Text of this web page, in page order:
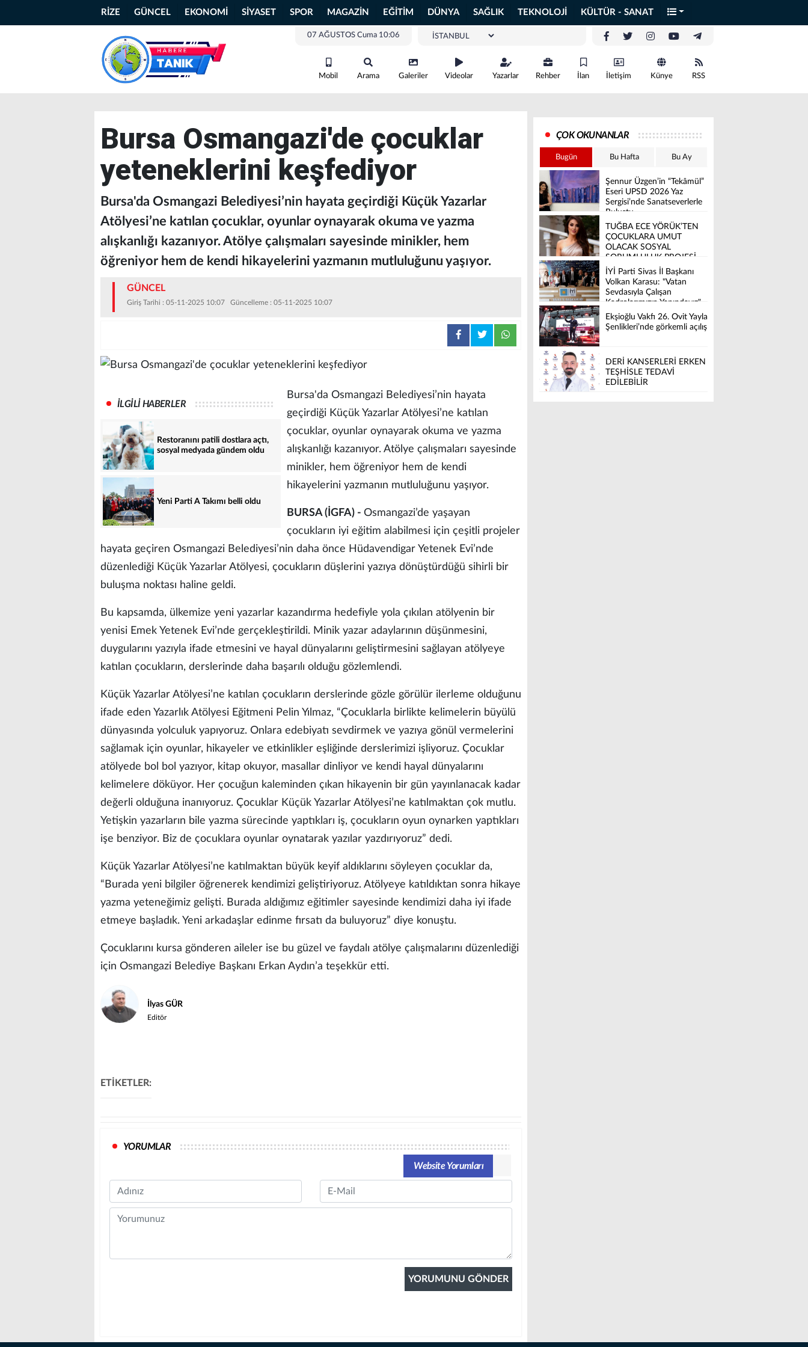
RİZE GÜNCEL EKONOMİ SİYASET SPOR MAGAZİN EĞİTİM DÜNYA SAĞLIK TEKNOLOJİ KÜLTÜR - SANAT
07 AĞUSTOS Cuma 10:06
Mobil Arama Galeriler Videolar Yazarlar Rehber İlan İletişim Künye RSS
Bursa Osmangazi'de çocuklar
yeteneklerini keşfediyor
Bursa'da Osmangazi Belediyesi’nin hayata geçirdiği Küçük Yazarlar
Atölyesi’ne katılan çocuklar, oyunlar oynayarak okuma ve yazma
alışkanlığı kazanıyor. Atölye çalışmaları sayesinde minikler, hem
öğreniyor hem de kendi hikayelerini yazmanın mutluluğunu yaşıyor.
GÜNCEL
Giriş Tarihi : 05-11-2025 10:07 Güncelleme : 05-11-2025 10:07
İLGİLİ HABERLER
Restoranını patili dostlara açtı,
sosyal medyada gündem oldu
Yeni Parti A Takımı belli oldu
Bursa'da Osmangazi Belediyesi’nin hayata
geçirdiği Küçük Yazarlar Atölyesi’ne katılan
çocuklar, oyunlar oynayarak okuma ve yazma
alışkanlığı kazanıyor. Atölye çalışmaları sayesinde
minikler, hem öğreniyor hem de kendi
hikayelerini yazmanın mutluluğunu yaşıyor.
BURSA (İGFA) - Osmangazi’de yaşayan
çocukların iyi eğitim alabilmesi için çeşitli projeler
hayata geçiren Osmangazi Belediyesi’nin daha önce Hüdavendigar Yetenek Evi’nde
düzenlediği Küçük Yazarlar Atölyesi, çocukların düşlerini yazıya dönüştürdüğü sihirli bir
buluşma noktası haline geldi.
Bu kapsamda, ülkemize yeni yazarlar kazandırma hedefiyle yola çıkılan atölyenin bir
yenisi Emek Yetenek Evi’nde gerçekleştirildi. Minik yazar adaylarının düşünmesini,
duygularını yazıyla ifade etmesini ve hayal dünyalarını geliştirmesini sağlayan atölyeye
katılan çocukların, derslerinde daha başarılı olduğu gözlemlendi.
Küçük Yazarlar Atölyesi’ne katılan çocukların derslerinde gözle görülür ilerleme olduğunu
ifade eden Yazarlık Atölyesi Eğitmeni Pelin Yılmaz, “Çocuklarla birlikte kelimelerin büyülü
dünyasında yolculuk yapıyoruz. Onlara edebiyatı sevdirmek ve yazıya gönül vermelerini
sağlamak için oyunlar, hikayeler ve etkinlikler eşliğinde derslerimizi işliyoruz. Çocuklar
atölyede bol bol yazıyor, kitap okuyor, masallar dinliyor ve kendi hayal dünyalarını
kelimelere döküyor. Her çocuğun kaleminden çıkan hikayenin bir gün yayınlanacak kadar
değerli olduğuna inanıyoruz. Çocuklar Küçük Yazarlar Atölyesi’ne katılmaktan çok mutlu.
Yetişkin yazarların bile yazma sürecinde yaptıkları iş, çocukların oyun oynarken yaptıkları
işe benziyor. Biz de çocuklara oyunlar oynatarak yazılar yazdırıyoruz” dedi.
Küçük Yazarlar Atölyesi’ne katılmaktan büyük keyif aldıklarını söyleyen çocuklar da,
“Burada yeni bilgiler öğrenerek kendimizi geliştiriyoruz. Atölyeye katıldıktan sonra hikaye
yazma yeteneğimiz gelişti. Burada aldığımız eğitimler sayesinde kendimizi daha iyi ifade
etmeye başladık. Yeni arkadaşlar edinme fırsatı da buluyoruz” diye konuştu.
Çocuklarını kursa gönderen aileler ise bu güzel ve faydalı atölye çalışmalarını düzenlediği
için Osmangazi Belediye Başkanı Erkan Aydın’a teşekkür etti.
İlyas GÜR
Editör
ETİKETLER:
YORUMLAR
Website Yorumları
Name Email
Comment
ÇOK OKUNANLAR
Bugün Bu Hafta Bu Ay
Şennur Üzgen’in “Tekâmül”
Eseri UPSD 2026 Yaz
Sergisi’nde Sanatseverlerle
Buluştu
TUĞBA ECE YÖRÜK’TEN
ÇOCUKLARA UMUT
OLACAK SOSYAL
SORUMLULUK PROJESİ
İYİ Parti Sivas İl Başkanı
Volkan Karasu: "Vatan
Sevdasıyla Çalışan
Kadrolarımızın Yanındayız"
Ekşioğlu Vakfı 26. Ovit Yayla
Şenlikleri’nde görkemli açılış
DERİ KANSERLERİ ERKEN
TEŞHİSLE TEDAVİ
EDİLEBİLİR